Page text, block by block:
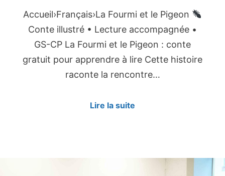
Accueil›Français›La Fourmi et le Pigeon
Conte illustré • Lecture accompagnée •
GS-CP La Fourmi et le Pigeon : conte
gratuit pour apprendre à lire Cette histoire
raconte la rencontre…
Lire la suite